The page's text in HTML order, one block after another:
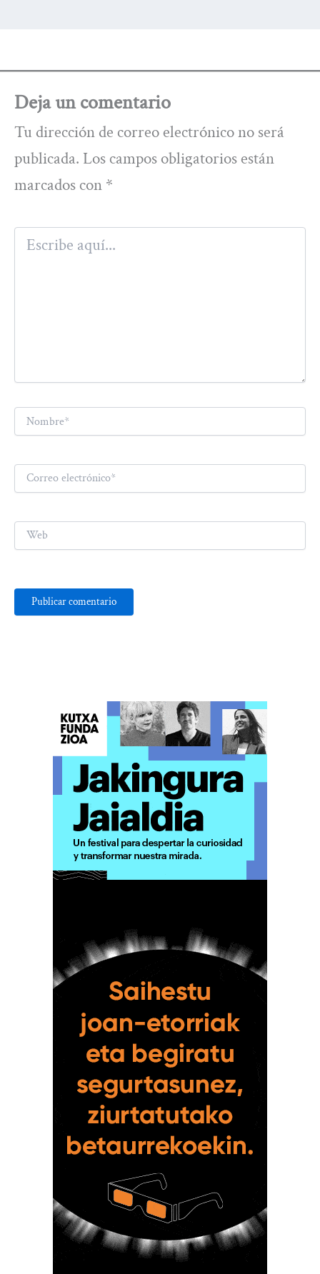
Deja un comentario
Tu dirección de correo electrónico no será
publicada. Los campos obligatorios están
marcados con *
Escribe
aquí...
Nombre*
Correo
electrónico*
Web